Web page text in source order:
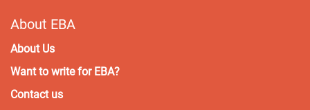
About EBA
About Us
Want to write for EBA?
Contact us